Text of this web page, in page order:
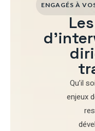
ENGAGÉS À
Qu’il
enjeux